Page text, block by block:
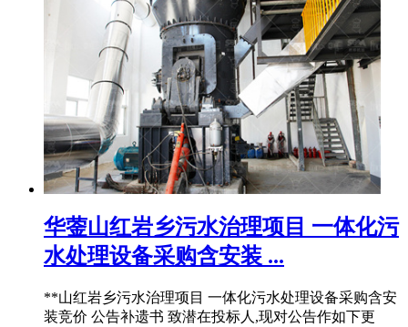
华蓥山红岩乡污水治理项目 一体化污
水处理设备采购含安装 ...
**山红岩乡污水治理项目 一体化污水处理设备采购含安
装竞价 公告补遗书 致潜在投标人,现对公告作如下更